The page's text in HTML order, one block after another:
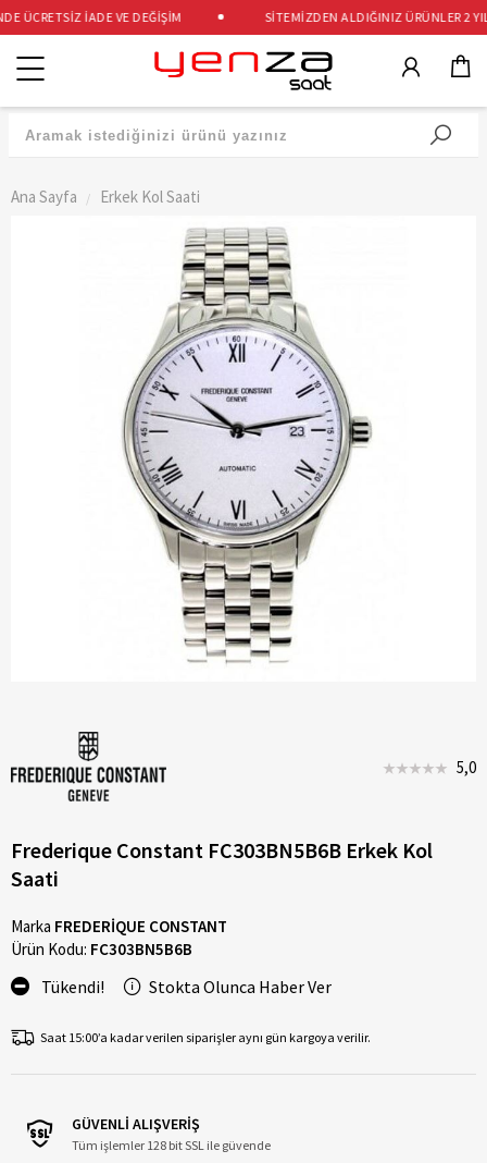
İADE VE DEĞİŞİM SİTEMİZDEN ALDIĞINIZ ÜRÜNLER 2 YIL
Kategoriler
Ana Sayfa Erkek Kol Saati
5,0
Frederique Constant FC303BN5B6B Erkek Kol
Saati
Marka FREDERİQUE CONSTANT
Ürün Kodu: FC303BN5B6B
Tükendi! Stokta Olunca Haber Ver
Saat 15:00’a kadar verilen siparişler aynı gün kargoya verilir.
GÜVENLİ ALIŞVERİŞ
Tüm işlemler 128 bit SSL ile güvende